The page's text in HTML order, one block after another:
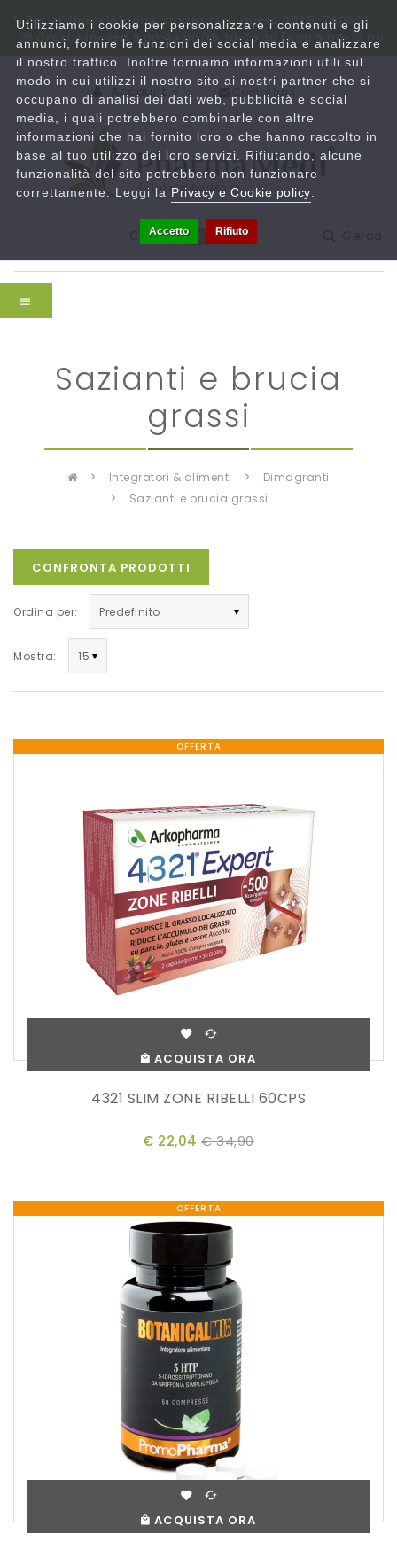
Per ordini telefonici, chiama il numero 0825-780833
Orari: lun-ven 9:00-13:00/15:30-19:30 | sab 9:00-13:00
Account Contattaci
Carrello
sazianti e brucia
grassi
integratori & alimenti
dimagranti
sazianti e brucia grassi
CONFRONTA PRODOTTI
Ordina per:
Mostra:
OFFERTA
ACQUISTA ORA
4321 SLIM ZONE RIBELLI 60CPS
€ 22,04 € 34,90
OFFERTA
ACQUISTA ORA
Utilizziamo i cookie per personalizzare i contenuti e gli
annunci, fornire le funzioni dei social media e analizzare
il nostro traffico. Inoltre forniamo informazioni utili sul
modo in cui utilizzi il nostro sito ai nostri partner che si
occupano di analisi dei dati web, pubblicità e social
media, i quali potrebbero combinarle con altre
informazioni che hai fornito loro o che hanno raccolto in
base al tuo utilizzo dei loro servizi. Rifiutando, alcune
funzionalità del sito potrebbero non funzionare
correttamente. Leggi la Privacy e Cookie policy
Accetto Rifiuto